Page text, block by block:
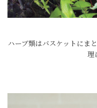
ハーブ類はバスケットにま
理